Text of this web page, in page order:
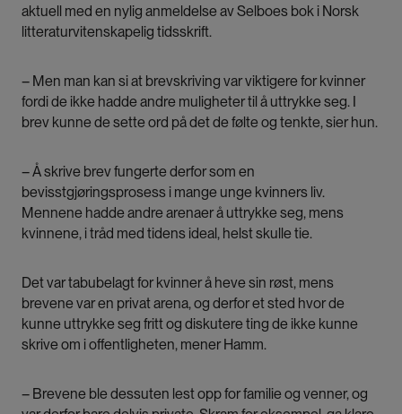
aktuell med en nylig anmeldelse av Selboes bok i Norsk
litteraturvitenskapelig tidsskrift.
– Men man kan si at brevskriving var viktigere for kvinner
fordi de ikke hadde andre muligheter til å uttrykke seg. I
brev kunne de sette ord på det de følte og tenkte, sier hun.
– Å skrive brev fungerte derfor som en
bevisstgjøringsprosess i mange unge kvinners liv.
Mennene hadde andre arenaer å uttrykke seg, mens
kvinnene, i tråd med tidens ideal, helst skulle tie.
Det var tabubelagt for kvinner å heve sin røst, mens
brevene var en privat arena, og derfor et sted hvor de
kunne uttrykke seg fritt og diskutere ting de ikke kunne
skrive om i offentligheten, mener Hamm.
– Brevene ble dessuten lest opp for familie og venner, og